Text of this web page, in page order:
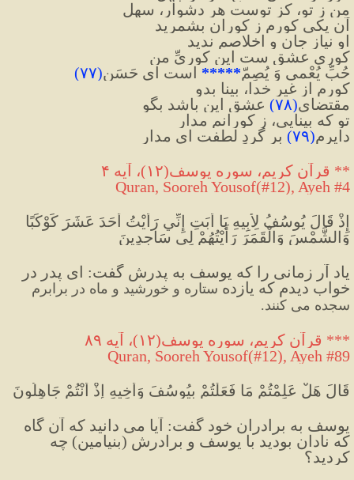
من ز تو، کز توست هر دشوار، سهل
آن یکی کورم ز کوران بشمرید
او نیاز جان و اخلاصم ندید
کوری عشق ست این کوریِّ من
حُبِّ یُعْمی وَ یُصِمّ***** است ای حَسَن(۷۷)
کورم از غیر خدا، بینا بدو
مقتضایِ(۷۸) عشق این باشد بگو
تو که بینایی، ز کورانم مدار
دایرم(۷۹) بر گردِ لطفت ای مدار
** قرآن کریم، سوره يوسف(۱۲)، آیه ۴
Quran, Sooreh Yousof(#12), Ayeh #4
وَالشَّمْسَ وَالْقَمَرَ رَأَيْتُهُمْ لِي سَاجِدِينَ
یاد آر زمانی را که یوسف به پدرش گفت:
خواب دیدم که یازده
سجده می کنند.
*** قرآن کریم، سوره يوسف(۱۲)، آیه ۸۹
Quran, Sooreh Yousof(#12), Ayeh #89
قَالَ هَلْ عَلِمْتُمْ مَا فَعَلْتُمْ بِيُوسُفَ وَأَخِيهِ إِذْ أَنْتُمْ جَاهِلُونَ
کردید؟